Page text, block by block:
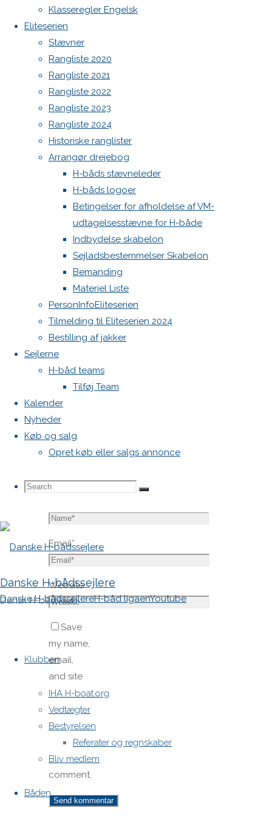
Klasseregler Engelsk
Eliteserien
Stævner
Rangliste 2020
Rangliste 2021
Rangliste 2022
Rangliste 2023
Rangliste 2024
Historiske ranglister
Arrangør drejebog
H-båds stævneleder
H-båds logoer
Betingelser for afholdelse af VM-
udtagelsesstævne for H-både
Indbydelse skabelon
Sejladsbestemmelser Skabelon
Bemanding
Materiel Liste
PersonInfoEliteserien
Tilmelding til Eliteserien 2024
Bestilling af jakker
Sejlerne
H-båd teams
Tilføj Team
Kalender
Nyheder
Køb og salg
Opret køb eller salgs annonce
Search
Search
Search
Danske H-bådssejlere
Dansk H-båd klub
Danske H-bådssejlereH-båd ligaenYoutube
Klubben
IHA H-boat.org
Vedtægter
Bestyrelsen
Referater og regnskaber
Bliv medlem
Båden
Previous
image
Next
image
Skriv
et
svar
Din e-
mailadresse
vil ikke
blive
publiceret.
Krævede
felter er
markeret
med*
Comment
Email*
Website
Save
my name,
email,
and site
URL in my
browser
for next
time I
post a
comment.
WordPress.org